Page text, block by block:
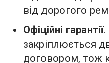
від дорогого
Офіційні гарантії.
закріплюється
договором, тож